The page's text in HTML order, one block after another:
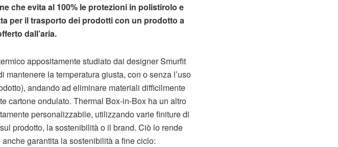
che evita al 100% le protezioni in polistirolo e
per il trasporto dei prodotti con un prodotto a
dall’aria.
appositamente studiato dai designer Smurfit
la temperatura giusta, con o senza l’uso
andando ad eliminare materiali difficilmente
cartone ondulato. Thermal Box-in-Box ha un altro
personalizzabile, utilizzando varie finiture di
prodotto, la sostenibilità o il brand. Ciò lo rende
garantita la sostenibilità a fine ciclo: